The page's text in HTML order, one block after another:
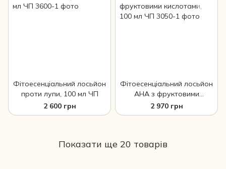
Фітоесенціальний лосьйон
проти лупи, 100 мл ЧП
2 600 грн
Фітоесенціальний лосьйон
АНА з фруктовими
кислотами, 100 мл ЧП
2 970 грн
Показати ще 20 товарів